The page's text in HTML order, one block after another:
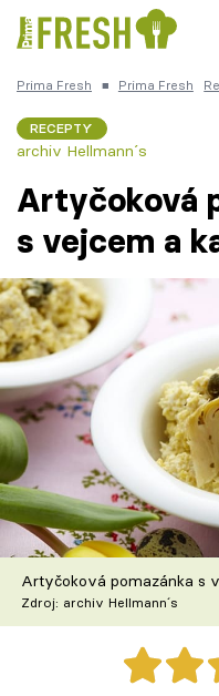
Česká kuchyně
Témata
Recepty
Články
TV Program
Škola vaření
Recepty z TV
Speciál: Cuketa
Těhotnej kuchař
Prima Fresh ■ Prima Fresh
RECEPTY
archiv Hellmann´s
Artyčoková
s vejcem a
Artyčoková pomazánka s
Zdroj: archiv Hellmann´s